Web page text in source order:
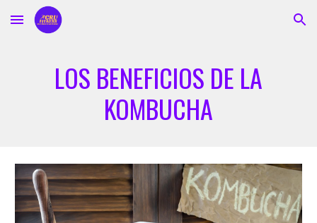
Skip to main content Skip to navigation
LOS BENEFICIOS DE LA
KOMBUCHA